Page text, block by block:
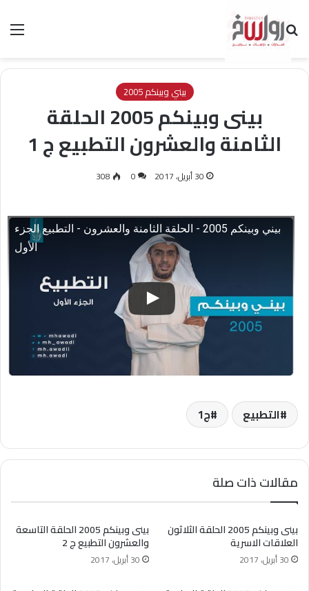
بحث عن
بيني وبينكم 2005
بينى وبينكم 2005 الحلقة
الثامنة والعشرون التطبيع ج 1
30 أبريل، 2017 0
308
بيني وبينكم 2005 - الحلقة الثامنة والعشرون - التطبيع الجزء
الأول
التطبيع ج1
مقالات ذات صلة
بينى وبينكم 2005 الحلقة الثلاثون
العلاقات الاسرية
30 أبريل، 2017
بينى وبينكم 2005 الحلقة التاسعة
والعشرون التطبيع ج 2
30 أبريل، 2017